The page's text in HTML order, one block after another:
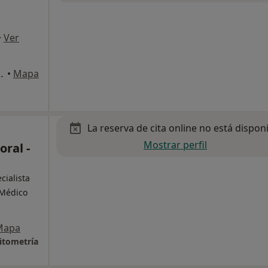
Ver
124A, Madrid • Mapa
-
La reserva de cita online no está
Mostrar perfil